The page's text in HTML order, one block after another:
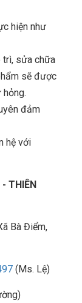
hiện như
trì, sửa chữa
sẽ được
hỏng.
đảm
hệ với
- THIÊN
Bà Điểm,
(Ms. Lệ)